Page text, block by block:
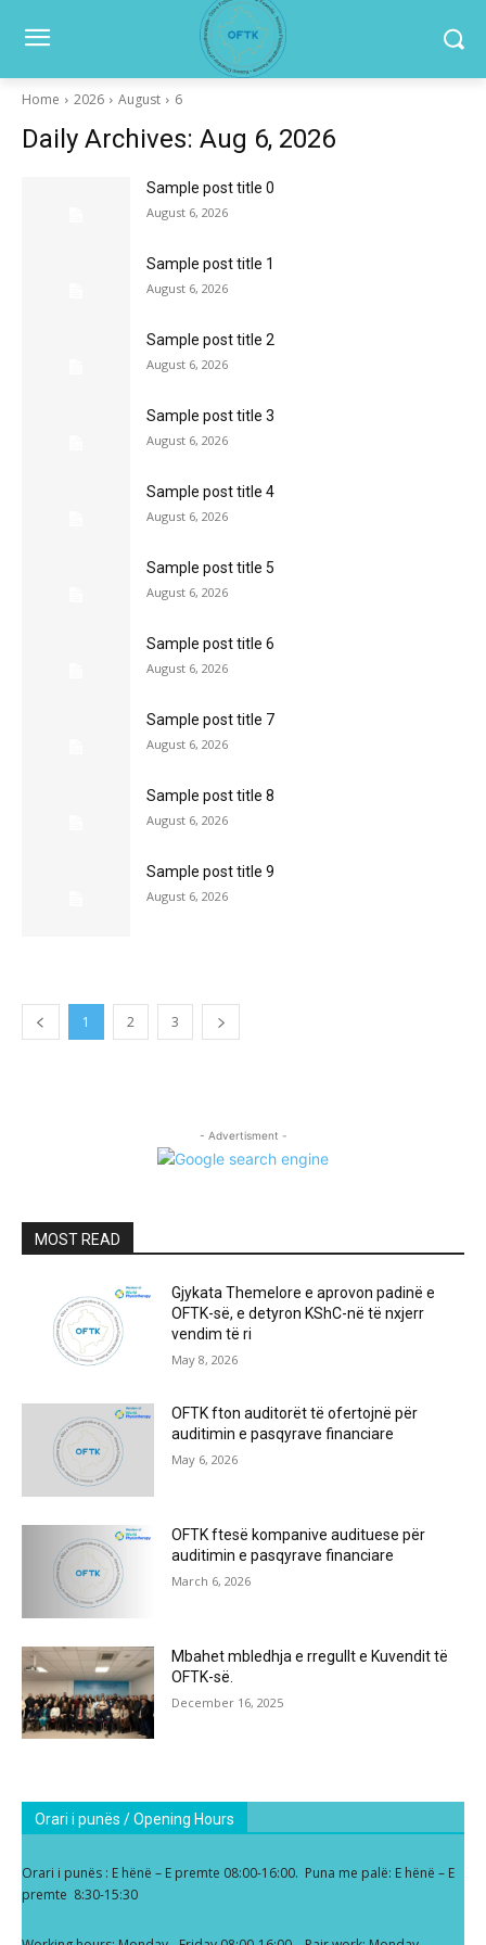
Home 2026 August 6
Daily Archives: Aug 6, 2026
Sample post title 0
August 6, 2026
Sample post title 1
August 6, 2026
Sample post title 2
August 6, 2026
Sample post title 3
August 6, 2026
Sample post title 4
August 6, 2026
Sample post title 5
August 6, 2026
Sample post title 6
August 6, 2026
Sample post title 7
August 6, 2026
Sample post title 8
August 6, 2026
Sample post title 9
August 6, 2026
1 2 3
- Advertisment -
MOST READ
Gjykata Themelore e aprovon padinë e
OFTK-së, e detyron KShC-në të nxjerr
vendim të ri
May 8, 2026
OFTK fton auditorët të ofertojnë për
auditimin e pasqyrave financiare
May 6, 2026
OFTK ftesë kompanive audituese për
auditimin e pasqyrave financiare
March 6, 2026
Mbahet mbledhja e rregullt e Kuvendit të
OFTK-së.
December 16, 2025
Orari i punës / Opening Hours
Orari i punës : E hënë – E premte 08:00-16:00. Puna me palë: E hënë – E
premte 8:30-15:30